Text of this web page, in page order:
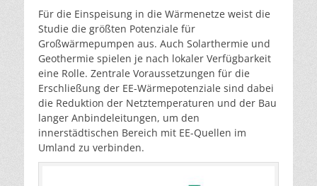
Für die Einspeisung in die Wärmenetze weist die
Studie die größten Potenziale für
Großwärmepumpen aus. Auch Solarthermie und
Geothermie spielen je nach lokaler Verfügbarkeit
eine Rolle. Zentrale Voraussetzungen für die
Erschließung der EE-Wärmepotenziale sind dabei
die Reduktion der Netztemperaturen und der Bau
langer Anbindeleitungen, um den
innerstädtischen Bereich mit EE-Quellen im
Umland zu verbinden.